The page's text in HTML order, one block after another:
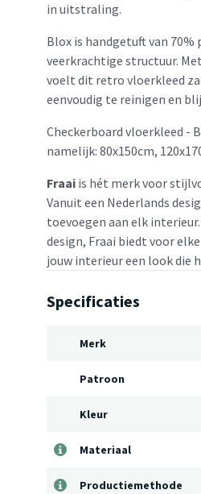
in uitstraling.
Blox is handgetuft van
veerkrachtige structuur.
voelt dit retro vloerkleed
eenvoudig te reinigen en
Checkerboard vloerkleed -
namelijk: 80x150cm,
Fraai is hét merk voor
Vanuit een Nederlands
toevoegen aan elk
design, Fraai biedt voor
jouw interieur een look die
Specificaties
Merk
Patroon
Kleur
Materiaal
Productiemethode